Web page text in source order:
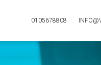
0105678808